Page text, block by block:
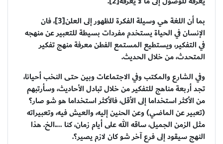
بما أن اللغة هي وسيلة الفكرة للظهور إلى العلن[3]، فان
الإنسان في الحياة يستخدم مفردات بسيطة للتعبير عن منهجه
في التفكير، ويستطيع المستمع الفطن معرفة منهج تفكير
المتحدث، من خلال الحديث.
وفي الشارع والمكتب وفي الاجتماعات وبين حتى النخب أحيانا،
تجد أربعة مناهج للتفكير من خلال تبادل الأحاديث، وسأرتبهم
من الأكثر استخداما إلى الأقل، فالأكثر استخداما هو شو صار؟
(تعبير عن الماضي) وعن الحنين إليه، والعيش فيه، وتعبيراته
مثل الزمن الجميل، ساقه الله على أيام زمان، كنا ....الخ. هذا
النهج سيقود إلى فرع آخر شو كان لازم يصير؟.